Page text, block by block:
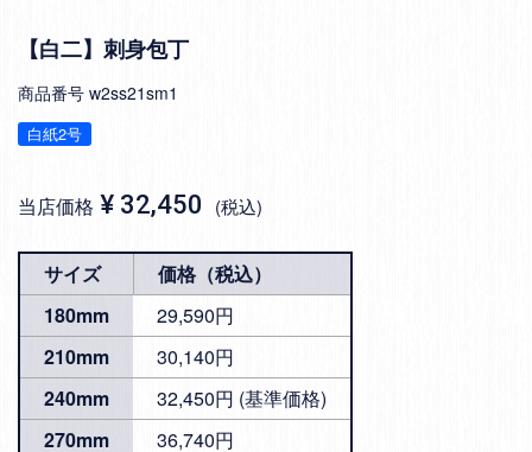
【白二】刺身包丁
商品番号 w2ss21sm1
白紙2号
当店価格 ¥ 32,450 税込
サイズ
価格（税込）
180mm
29,590円
210mm
30,140円
240mm
32,450円 (基準価格)
270mm
36,740円